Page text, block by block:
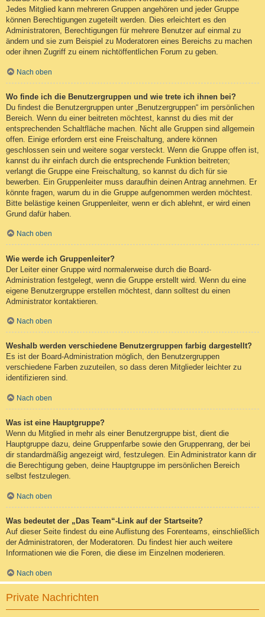
Jedes Mitglied kann mehreren Gruppen angehören und jeder Gruppe
können Berechtigungen zugeteilt werden. Dies erleichtert es den
Administratoren, Berechtigungen für mehrere Benutzer auf einmal zu
ändern und sie zum Beispiel zu Moderatoren eines Bereichs zu machen
oder ihnen Zugriff zu einem nichtöffentlichen Forum zu geben.
Nach oben
Wo finde ich die Benutzergruppen und wie trete ich ihnen bei?
Du findest die Benutzergruppen unter „Benutzergruppen“ im persönlichen
Bereich. Wenn du einer beitreten möchtest, kannst du dies mit der
entsprechenden Schaltfläche machen. Nicht alle Gruppen sind allgemein
offen. Einige erfordern erst eine Freischaltung, andere können
geschlossen sein und weitere sogar versteckt. Wenn die Gruppe offen ist,
kannst du ihr einfach durch die entsprechende Funktion beitreten;
verlangt die Gruppe eine Freischaltung, so kannst du dich für sie
bewerben. Ein Gruppenleiter muss daraufhin deinen Antrag annehmen. Er
könnte fragen, warum du in die Gruppe aufgenommen werden möchtest.
Bitte belästige keinen Gruppenleiter, wenn er dich ablehnt, er wird einen
Grund dafür haben.
Nach oben
Wie werde ich Gruppenleiter?
Der Leiter einer Gruppe wird normalerweise durch die Board-
Administration festgelegt, wenn die Gruppe erstellt wird. Wenn du eine
eigene Benutzergruppe erstellen möchtest, dann solltest du einen
Administrator kontaktieren.
Nach oben
Weshalb werden verschiedene Benutzergruppen farbig dargestellt?
Es ist der Board-Administration möglich, den Benutzergruppen
verschiedene Farben zuzuteilen, so dass deren Mitglieder leichter zu
identifizieren sind.
Nach oben
Was ist eine Hauptgruppe?
Wenn du Mitglied in mehr als einer Benutzergruppe bist, dient die
Hauptgruppe dazu, deine Gruppenfarbe sowie den Gruppenrang, der bei
dir standardmäßig angezeigt wird, festzulegen. Ein Administrator kann dir
die Berechtigung geben, deine Hauptgruppe im persönlichen Bereich
selbst festzulegen.
Nach oben
Was bedeutet der „Das Team“-Link auf der Startseite?
Auf dieser Seite findest du eine Auflistung des Forenteams, einschließlich
der Administratoren, der Moderatoren. Du findest hier auch weitere
Informationen wie die Foren, die diese im Einzelnen moderieren.
Nach oben
Private Nachrichten